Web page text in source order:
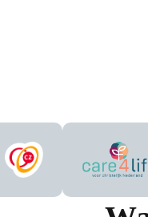
CZ Care4Life